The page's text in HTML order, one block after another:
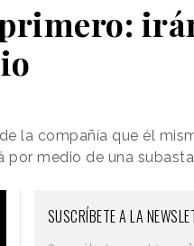
la compañía que él
por medio de una
SUSCRÍBETE A LA